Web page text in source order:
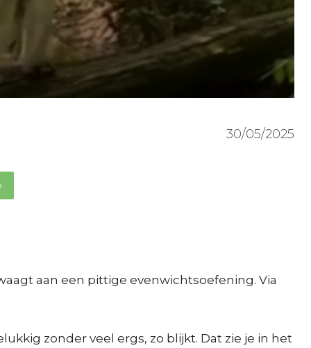
30/05/2025
aan een pittige evenwichtsoefening. Via
zonder veel ergs, zo blijkt. Dat zie je in het